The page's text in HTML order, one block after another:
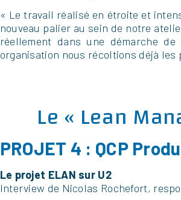
«­ Le travail réalisé en étroite et
nouveau palier au sein de notre
réellement dans une démarche
organisation nous récoltions déjà
Le « Lean
PROJET 4 : QCP
Le projet ELAN sur U2
Interview de Nicolas Rochefort,